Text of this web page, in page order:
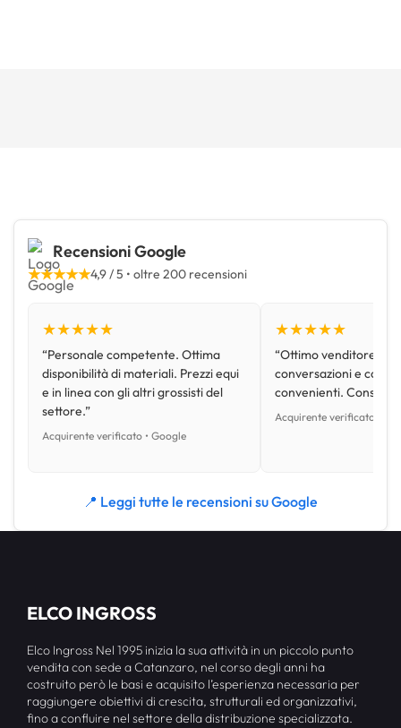
Recensioni Google
★★★★★4,9 / 5 • oltre 200 recensioni
★★★★★
“Personale competente. Ottima
disponibilità di materiali. Prezzi equi
e in linea con gli altri grossisti del
settore.”
Acquirente verificato • Google
★★★★★
“Ottimo venditore,
conversazioni e con
convenienti.
Acquirente verificato •
📍 Leggi tutte le recensioni su Google
ELCO INGROSS
Elco Ingross Nel 1995 inizia la sua attività in un piccolo punto
vendita con sede a Catanzaro, nel corso degli anni ha
costruito però le basi e acquisito l’esperienza necessaria per
raggiungere obiettivi di crescita, strutturali ed organizzativi,
fino a confluire nel settore della distribuzione specializzata.